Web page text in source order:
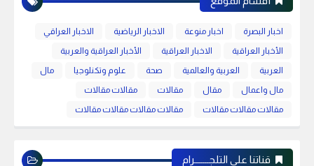
اخبار البصرة اخبار منوعة الاخبار الرياضية
الاخبار العراقي
الأخبار العراقية
الاخبار العراقية
الأخبار العراقية والعربية
العربية
العربية والعالمية صحة علوم وتكنلوجيا
مال
مال واعمال
مقال مقالات
مقالات مقالات
مقالات مقالات مقالات
مقالات مقالات مقالات مقالات
قناتنا على التلجـــــــرام